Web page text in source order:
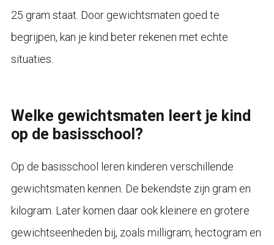
25 gram staat. Door gewichtsmaten goed te
begrijpen, kan je kind beter rekenen met echte
situaties.
Welke gewichtsmaten leert je kind
op de basisschool?
Op de basisschool leren kinderen verschillende
gewichtsmaten kennen. De bekendste zijn gram en
kilogram. Later komen daar ook kleinere en grotere
gewichtseenheden bij, zoals milligram, hectogram en